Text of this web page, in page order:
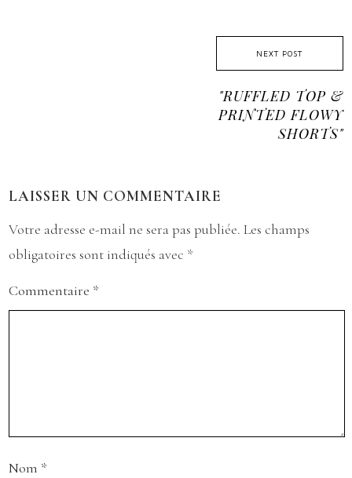
NEXT POST
"RUFFLED TOP &
PRINTED FLOWY
SHORTS"
LAISSER UN COMMENTAIRE
Votre adresse e-mail ne sera pas publiée. Les champs
obligatoires sont indiqués avec *
Commentaire *
Nom *